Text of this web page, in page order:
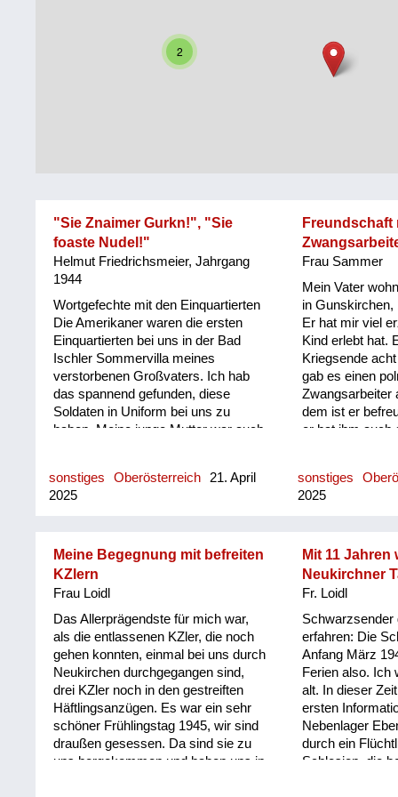
Tirol
Familiengeschichten
Staatsvertrag
Wohnen
sonstiges
2
"Sie Znaimer Gurkn!", "Sie
foaste Nudel!"
Helmut Friedrichsmeier, Jahrgang
1944
Wortgefechte mit den Einquartierten
Die Amerikaner waren die ersten
Einquartierten bei uns in der Bad
Ischler Sommervilla meines
verstorbenen Großvaters. Ich hab
das spannend gefunden, diese
Soldaten in Uniform bei uns zu
haben. Meine junge Mutter war auch
werden die Leute sagen! Bald darauf
mussten wir eine Flüchtlingsfamilie
nicht das, was meine Großmutter
wollte; die Amerikaner hatten noch
einen gewissen Status verliehen.
einen Spielkameraden hatte,
während meine Großmutter sich
bald mit der Frau dieser
Flüchtlingsfamilie verfeindet hat.
Meine Großmutter hat immer
gesagt: Sie Znaimer Gurkn! Znaim
war ja eine Gemüsezucht Gegend.
Und die Frau aus Südmähren hat
sonstiges Oberösterreich
21. April
2025
Freundschaft
Frau Sammer
Mein Vater
in Gunskirchen,
Er hat mir viel
Kind erlebt hat.
Kriegsende
gab es einen
Zwangsarbeiter
dem ist er
er hat ihm auch
Zwangsarbeiter
Kriegsende in
wegebracht
dabei. Der hat
ungefähr, wo
von zu Hause
befreundeten.
sonstiges
2025
Meine Begegnung mit befreiten
KZlern
Frau Loidl
Das Allerprägendste für mich war,
als die entlassenen KZler, die noch
gehen konnten, einmal bei uns durch
Neukirchen durchgegangen sind,
drei KZler noch in den gestreiften
Häftlingsanzügen. Es war ein sehr
schöner Frühlingstag 1945, wir sind
draußen gesessen. Da sind sie zu
uns hergekommen und haben uns in
Mit 11 Jahren
Neukirchner
Fr. Loidl
Schwarzsender
erfahren: Die
Anfang März
Ferien also. Ich
alt. In dieser
ersten
Nebenlager
durch ein
Schlesien, die